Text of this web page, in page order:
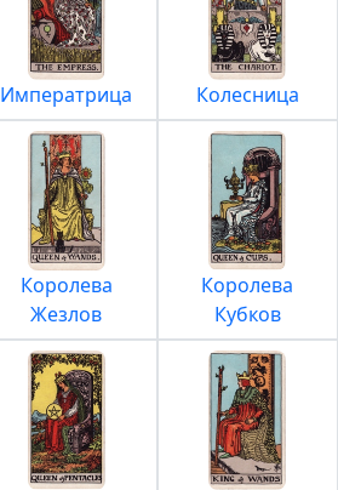
Императрица Колесница
Королева
Жезлов
Королева
Кубков